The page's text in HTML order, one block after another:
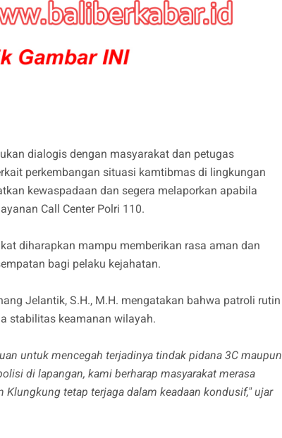
dialogis dengan masyarakat dan petugas
perkembangan situasi kamtibmas di lingkungan
kewaspadaan dan segera melaporkan apabila
Call Center Polri 110.
diharapkan mampu memberikan rasa aman dan
bagi pelaku kejahatan.
Jelantik, S.H., M.H. mengatakan bahwa patroli rutin
stabilitas keamanan wilayah.
untuk mencegah terjadinya tindak pidana 3C maupun
di lapangan, kami berharap masyarakat merasa
tetap terjaga dalam keadaan kondusif," ujar